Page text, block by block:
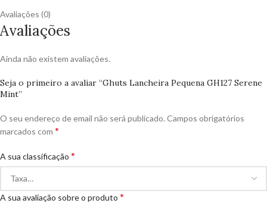
Avaliações (0)
Avaliações
Ainda não existem avaliações.
Seja o primeiro a avaliar “Ghuts Lancheira Pequena GH127 Serene
Mint”
O seu endereço de email não será publicado. Campos obrigatórios
marcados com *
A sua classificação *
A sua avaliação sobre o produto *